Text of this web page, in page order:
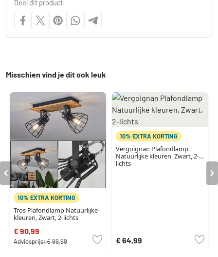
Deel dit product:
Misschien vind je dit ook leuk
10% EXTRA KORTING
Tros Plafondlamp Natuurlijke
kleuren, Zwart, 2-lichts
€ 90,99
Adviesprijs:€ 99,99
10% EXTRA KORTING
Vergoignan Plafondlamp
Natuurlijke kleuren, Zwart, 2-
lichts
€ 64,99